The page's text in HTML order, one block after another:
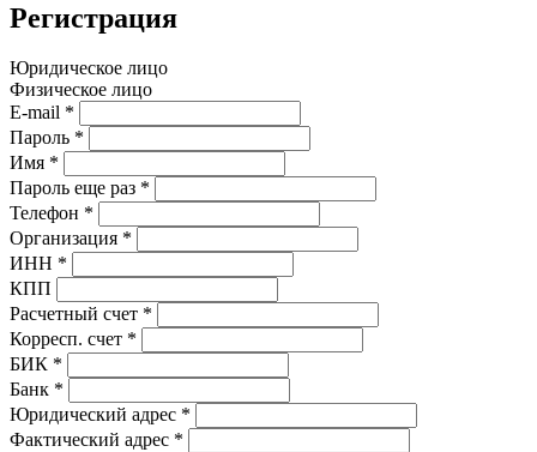
Регистрация
Юридическое лицо
Физическое лицо
E-mail *
Пароль *
Имя *
Пароль еще раз *
Телефон *
Организация *
ИНН *
КПП
Расчетный счет *
Корресп. счет *
БИК *
Банк *
Юридический адрес *
Фактический адрес *